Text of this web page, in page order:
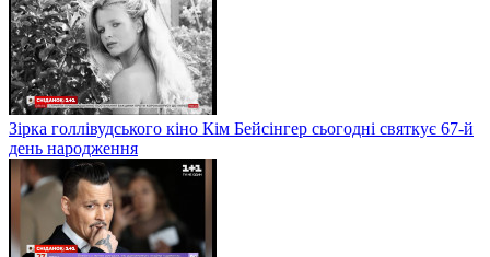
Зірка голлівудського кіно Кім Бейсінгер сьогодні святкує 67-й
день народження